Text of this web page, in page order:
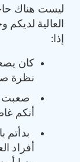
ليست هناك
العالية
إذا:
كان
نظرة
صعبت
أنكم
بدأتم
أفراد